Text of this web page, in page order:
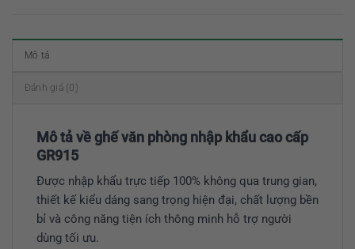
Mô tả
Đánh giá (0)
Mô tả về ghế văn phòng nhập khẩu cao cấp
GR915
Được nhập khẩu trực tiếp 100% không qua trung gian,
thiết kế kiểu dáng sang trọng hiện đại, chất lượng bền
bỉ và công năng tiện ích thông minh hỗ trợ người
dùng tối ưu.